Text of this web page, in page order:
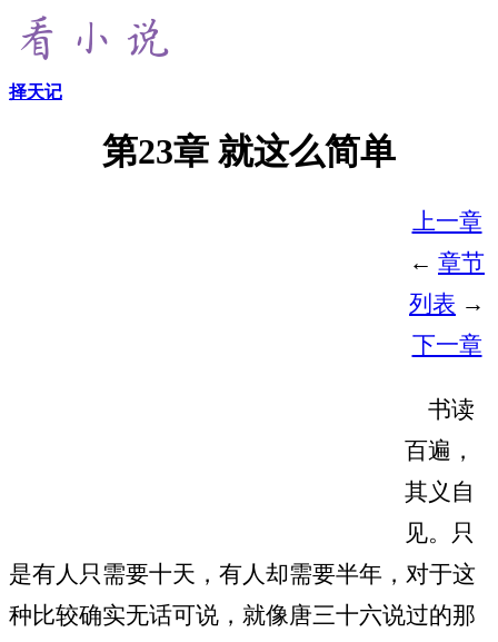
择天记
第23章 就这么简单
上一章
← 章节
列表 →
下一章
书读
百遍，
其义自
见。只
是有人只需要十天，有人却需要半年，对于这
种比较确实无话可说，就像唐三十六说过的那